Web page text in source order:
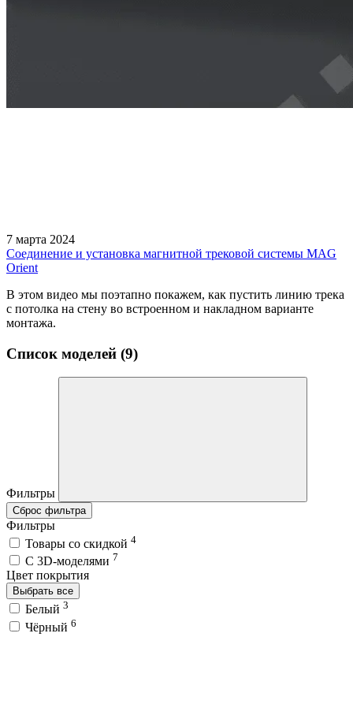
7 марта 2024
Соединение и установка магнитной трековой системы MAG
Orient
В этом видео мы поэтапно покажем, как пустить линию трека
с потолка на стену во встроенном и накладном варианте
монтажа.
Список моделей (9)
Фильтры
Сброс фильтра
Фильтры
Товары со скидкой 4
C 3D-моделями 7
Цвет покрытия
Выбрать все
Белый 3
Чёрный 6